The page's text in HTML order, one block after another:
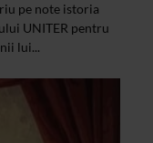
pe note istoria
UNITER pentru
lui...